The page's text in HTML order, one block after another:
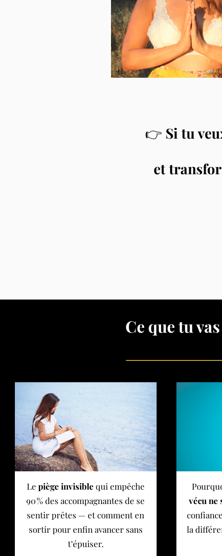
👉 Si tu
et
Ce que tu
Le piège invisible qui empêche
90 % des accompagnantes de se
sentir prêtes — et comment en
sortir pour enfin avancer sans
t’épuiser.
vécu ne
la